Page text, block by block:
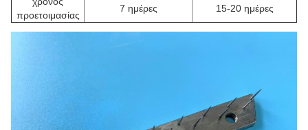
προετοιμασίας
7 ημέρες 15-20 ημέρες